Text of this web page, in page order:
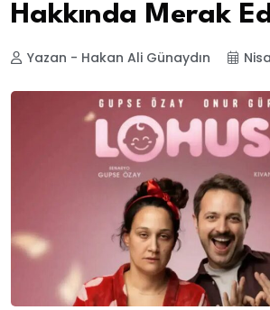
Hakkında Merak
Yazan - Hakan Ali Günaydın